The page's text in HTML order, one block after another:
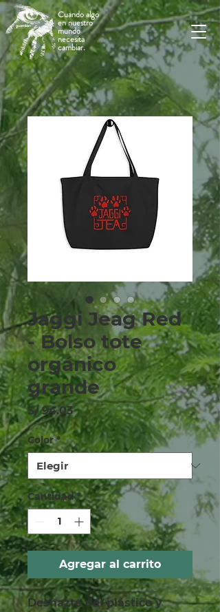
Cuando algo
en nuestro
mundo
necesita
cambiar.
Jaggi Jeag Red
- Bolso tote
orgánico
grande
S/ 94.03Precio
Color *
Cantidad *
Agregar al carrito
Deshazte del plástico y